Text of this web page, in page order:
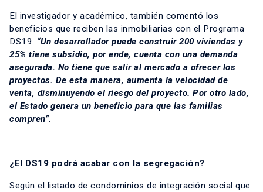
El investigador y académico, también comentó los
beneficios que reciben las inmobiliarias con el Programa
DS19: “Un desarrollador puede construir 200 viviendas y
25% tiene subsidio, por ende, cuenta con una demanda
asegurada. No tiene que salir al mercado a ofrecer los
proyectos. De esta manera, aumenta la velocidad de
venta, disminuyendo el riesgo del proyecto. Por otro lado,
el Estado genera un beneficio para que las familias
compren”.
¿El DS19 podrá acabar con la segregación?
Según el listado de condominios de integración social que